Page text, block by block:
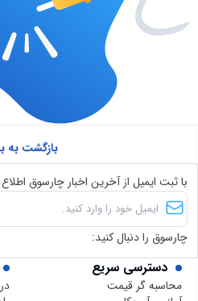
دسترسی سریع
محاسبه گر قیمت
بازگشت به
با ثبت ایمیل از آخرین اخبار چارسوق
چارسوق را دنبال کنید: